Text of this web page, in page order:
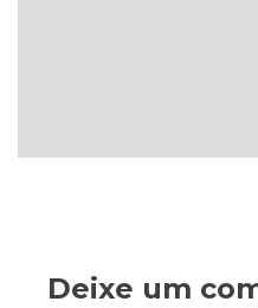
Deixe um